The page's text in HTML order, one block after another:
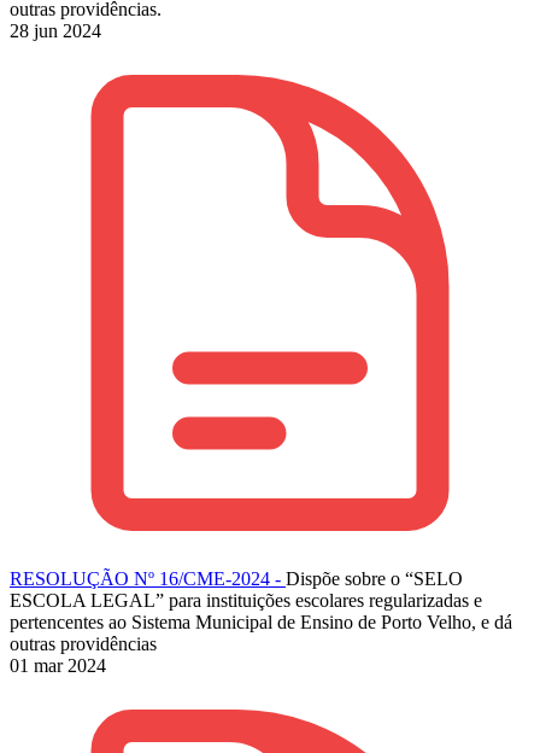
outras providências.
28 jun 2024
RESOLUÇÃO Nº 16/CME-2024 - Dispõe sobre o “SELO
ESCOLA LEGAL” para instituições escolares regularizadas e
pertencentes ao Sistema Municipal de Ensino de Porto Velho, e dá
outras providências
01 mar 2024